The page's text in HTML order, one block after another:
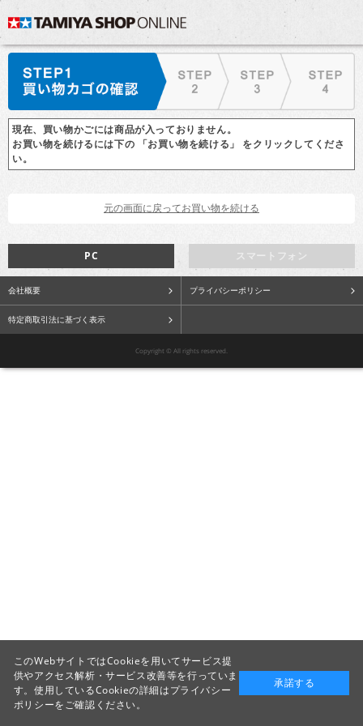
現在、買い物かごには商品が入っておりません。
お買い物を続けるには下の 「お買い物を続ける」 をクリックしてくださ
い。
スマートフォン
PC
会社概要 プライバシーポリシー
特定商取引法に基づく表示
Copyright © All rights reserved.
このWebサイトではCookieを用いてサービス提
供やアクセス解析・サービス改善等を行っていま
す。使用しているCookieの詳細はプライバシー
ポリシーをご確認ください。
承諾する